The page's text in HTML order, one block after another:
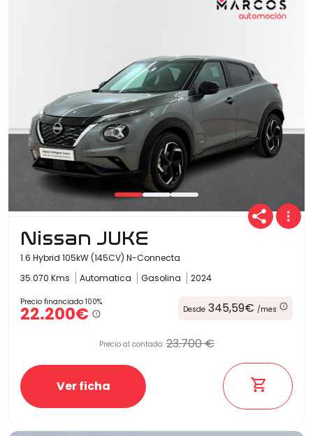
Nissan JUKE
1.6 Hybrid 105kW (145CV) N-Connecta
35.070 Kms
Automatica Gasolina 2024
Precio financiado 100%
22.200€ Desde 345,59€ /mes
Precio al contado: 23.700 €
Ver ficha